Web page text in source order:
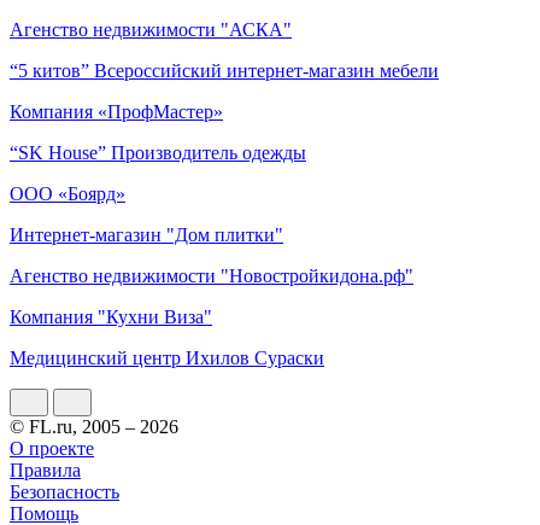
Агенство недвижимости "АСКА"
“5 китов” Всероссийский интернет-магазин мебели
Компания «ПрофМастер»
“SK House” Производитель одежды
ООО «Боярд»
Интернет-магазин "Дом плитки"
Агенство недвижимости "Новостройкидона.рф"
Компания "Кухни Виза"
Медицинский центр Ихилов Сураски
© FL.ru, 2005 – 2026
О проекте
Правила
Безопасность
Помощь